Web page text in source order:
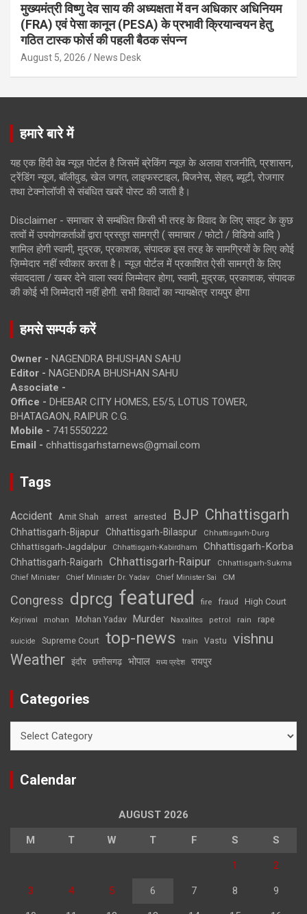
मुख्यमंत्री विष्णु देव साय की अध्यक्षता में वन अधिकार अधिनियम
(FRA) एवं पेसा कानून (PESA) के प्रभावी क्रियान्वयन हेतु
गठित टास्क फोर्स की पहली बैठक संपन्न
August 5, 2026 News Desk
हमारे बारे में
यह एक हिंदी वेब न्यूज़ पोर्टल है जिसमें ब्रेकिंग न्यूज़ के अलावा राजनीति, प्रशासन,
ट्रेंडिंग न्यूज, बॉलीवुड, खेल जगत, लाइफस्टाइल, बिजनेस, सेहत, ब्यूटी, रोजगार
तथा टेक्नोलॉजी से संबंधित खबरें पोस्ट की जाती है।
Disclaimer - समाचार से सम्बंधित किसी भी तरह के विवाद के लिए साइट के कुछ
तत्वों में उपयोगकर्ताओं द्वारा प्रस्तुत सामग्री ( समाचार / फोटो / विडियो आदि )
शामिल होगी स्वामी, मुद्रक, प्रकाशक, संपादक इस तरह के सामग्रियों के लिए कोई
ज़िम्मेदार नहीं स्वीकार करता है। न्यूज़ पोर्टल में प्रकाशित ऐसी सामग्री के लिए
संवाददाता / खबर देने वाला स्वयं जिम्मेदार होगा, स्वामी, मुद्रक, प्रकाशक, संपादक
की कोई भी जिम्मेदारी नहीं होगी. सभी विवादों का न्यायक्षेत्र रायपुर होगा
हमसे सम्पर्क करें
Owner - NAGENDRA BHUSHAN SAHU
Editor - NAGENDRA BHUSHAN SAHU
Associate -
Office - DHEBAR CITY HOMES, E5/5, LOTUS TOWER,
BHATAGAON, RAIPUR C.G.
Mobile - 7415550222
Email - chhattisgarhstarnews@gmail.com
Tags
Accident Amit Shah arrest arrested BJP Chhattisgarh
Chhattisgarh-Bijapur Chhattisgarh-Bilaspur Chhattisgarh-Durg
Chhattisgarh-Jagdalpur Chhattisgarh-Kabirdham Chhattisgarh-Korba
Chhattisgarh-Raigarh Chhattisgarh-Raipur
Chhattisgarh-Sukma
Chief Minister
Chief Minister Dr. Yadav Chief Minister Sai CM
Congress dprcg featured fire fraud High Court
Kejriwal mohan Mohan Yadav Murder Naxalites petrol rain rape
suicide Supreme Court top-news train Vastu vishnu
Weather इंदौर छत्तीसगढ़ भोपाल मध्य प्रदेश रायपुर
Categories
Calendar
AUGUST 2026
M T W T F S S
1 2
3 4 5 6 7 8 9